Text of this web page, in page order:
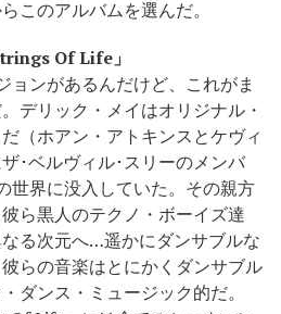
このアルバムを選んだ。
Of Life」
ョンがあるんだけど、これがま
デリック・メイはオリジナル・
（ホアン・アトキンスとケヴィ
･ベルヴィル･スリーのメンバ
世界に没入していた。その親方
ら黒人のテクノ・ボーイズ達
る次元へ…遥かにダンサブルな
らの音楽はとにかくダンサブル
ダンス・ミュージック的だ。